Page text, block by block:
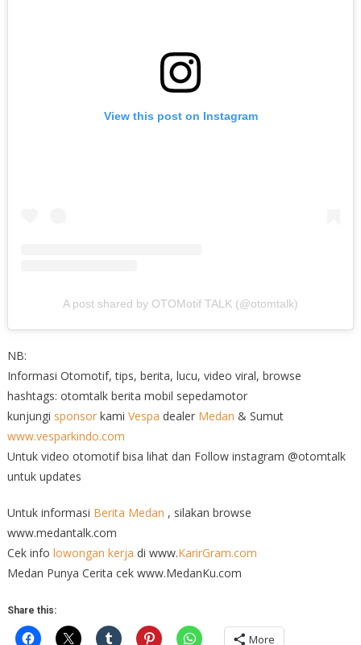
View this post on Instagram
A post shared by OTOMotif TALK (@otomtalk)
NB:
Informasi Otomotif, tips, berita, lucu, video viral, browse
hashtags: otomtalk berita mobil sepedamotor
kunjungi sponsorkami Vespa dealer Medan & Sumut
www.vesparkindo.com
Untuk video otomotif bisa lihat dan Follow instagram @otomtalk
untuk updates
Untuk informasi Berita Medan , silakan browse
www.medantalk.com
Cek info lowongan kerja di www.KarirGram.com
Medan Punya Cerita cek www.MedanKu.com
Share this:
More